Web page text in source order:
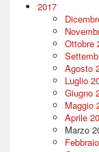
2017
Ottobre
Agosto
Luglio
Giugno
Maggio
Aprile
Marzo